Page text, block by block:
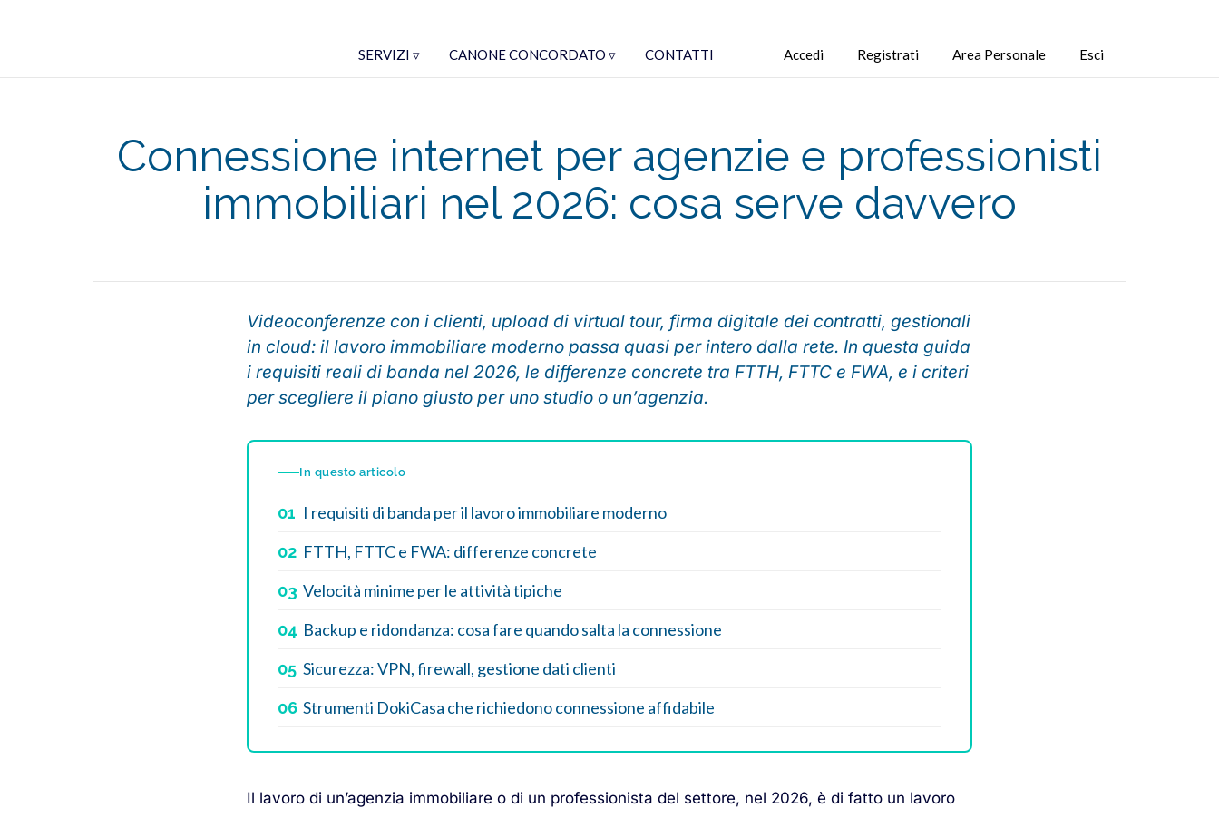
SERVIZI ▿ CANONE CONCORDATO ▿ CONTATTI Accedi Registrati Area Personale Esci
Connessione internet per agenzie e professionisti
immobiliari nel 2026: cosa serve davvero
Videoconferenze con i clienti, upload di virtual tour, firma digitale dei contratti, gestionali
in cloud: il lavoro immobiliare moderno passa quasi per intero dalla rete. In questa guida
i requisiti reali di banda nel 2026, le differenze concrete tra FTTH, FTTC e FWA, e i criteri
per scegliere il piano giusto per uno studio o un’agenzia.
In questo articolo
01 I requisiti di banda per il lavoro immobiliare moderno
02 FTTH, FTTC e FWA: differenze concrete
03 Velocità minime per le attività tipiche
04 Backup e ridondanza: cosa fare quando salta la connessione
05 Sicurezza: VPN, firewall, gestione dati clienti
06 Strumenti DokiCasa che richiedono connessione affidabile
Il lavoro di un’agenzia immobiliare o di un professionista del settore, nel 2026, è di fatto un lavoro